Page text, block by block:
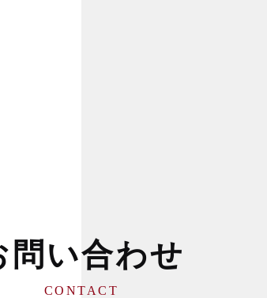
問い合わせ
CONTACT